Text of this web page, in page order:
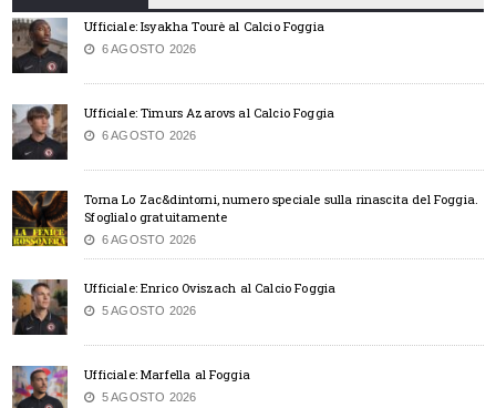
Ufficiale: Isyakha Tourè al Calcio Foggia
6 AGOSTO 2026
Ufficiale: Timurs Azarovs al Calcio Foggia
6 AGOSTO 2026
Torna Lo Zac&dintorni, numero speciale sulla rinascita del Foggia.
Sfoglialo gratuitamente
6 AGOSTO 2026
Ufficiale: Enrico Oviszach al Calcio Foggia
5 AGOSTO 2026
Ufficiale: Marfella al Foggia
5 AGOSTO 2026